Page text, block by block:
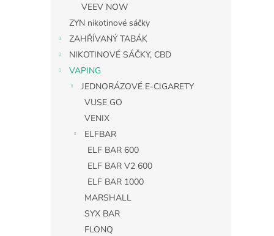
VEEV NOW
ZYN nikotinové sáčky
ZAHŘÍVANÝ TABÁK
NIKOTINOVÉ SÁČKY, CBD
VAPING
JEDNORÁZOVÉ E-CIGARETY
VUSE GO
VENIX
ELFBAR
ELF BAR 600
ELF BAR V2 600
ELF BAR 1000
MARSHALL
SYX BAR
FLONQ